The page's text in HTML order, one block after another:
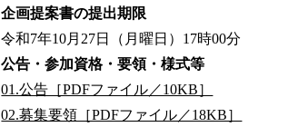
企画提案書の提出期限
令和7年10月27日（月曜日）17時00分
公告・参加資格・要領・様式等
01.公告［PDFファイル／10KB］
02.募集要領［PDFファイル／18KB］